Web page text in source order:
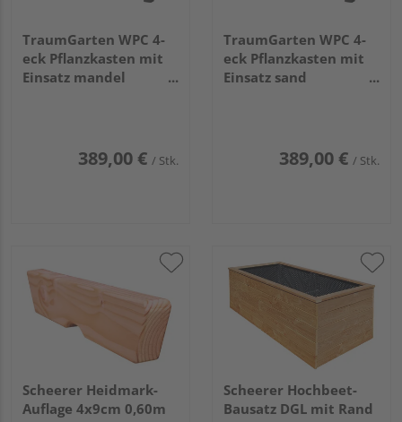
TraumGarten WPC 4-
eck Pflanzkasten mit
Einsatz mandel
389,00 € / Stk.
TraumGarten WPC 4-
eck Pflanzkasten mit
Einsatz sand
389,00 € / Stk.
Scheerer Heidmark-
Auflage 4x9cm 0,60m
Scheerer Hochbeet-
Bausatz DGL mit Rand